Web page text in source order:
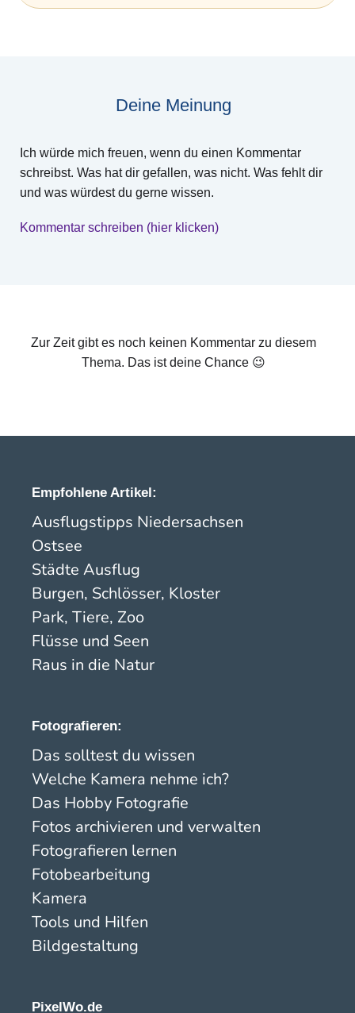
Deine Meinung
Ich würde mich freuen, wenn du einen Kommentar
schreibst. Was hat dir gefallen, was nicht. Was fehlt dir
und was würdest du gerne wissen.
Kommentar schreiben (hier klicken)
Zur Zeit gibt es noch keinen Kommentar zu diesem
Thema. Das ist deine Chance 😉
Empfohlene Artikel:
Ausflugstipps Niedersachsen
Ostsee
Städte Ausflug
Burgen, Schlösser, Kloster
Park, Tiere, Zoo
Flüsse und Seen
Raus in die Natur
Fotografieren:
Das solltest du wissen
Welche Kamera nehme ich?
Das Hobby Fotografie
Fotos archivieren und verwalten
Fotografieren lernen
Fotobearbeitung
Kamera
Tools und Hilfen
Bildgestaltung
PixelWo.de